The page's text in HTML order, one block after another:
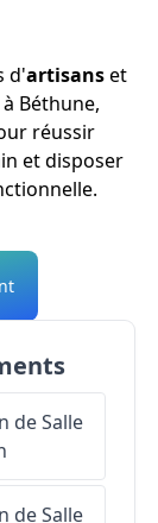
d'artisanset
Béthune,
réussir
et disposer
de Salle
de Salle